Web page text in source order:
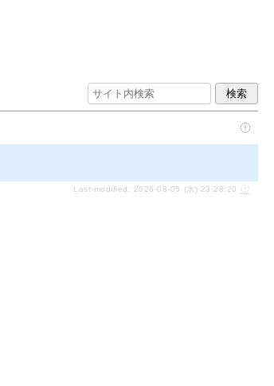
Last-modified: 2026-08-05 (水) 23:28:20